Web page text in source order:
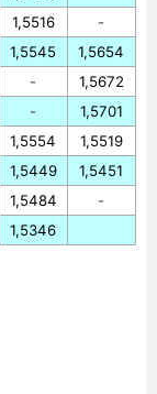
1,5516
1,5545
-
-
1,5554
1,5449
1,5484
1,5346
-
1,5654
1,5672
1,5701
1,5519
1,5451
-